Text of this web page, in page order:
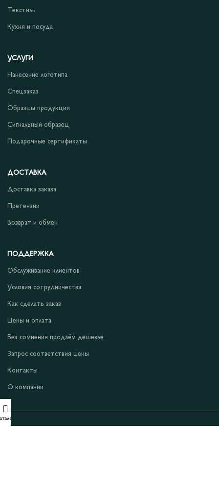
Текстиль
Кухня и посуда
УСЛУГИ
Нанесение логотипа
Спецзаказ
Образцы продукции
Сигнальный образец
Подарочные сертификаты
ДОСТАВКА
Доставка заказа
Претензии
Возврат и обмен
ПОДДЕРЖКА
Обслуживание клиентов
Условия сотрудничества
Как сделать заказ
Цены и оплата
Без сомнения продаём дешевле
Запрос соответствия цены
Контакты
О компании